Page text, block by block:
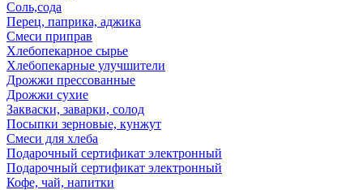
Соль,сода
Перец, паприка, аджика
Смеси приправ
Хлебопекарное сырье
Хлебопекарные улучшители
Дрожжи прессованные
Дрожжи сухие
Закваски, заварки, солод
Посыпки зерновые, кунжут
Смеси для хлеба
Подарочный сертификат электронный
Подарочный сертификат электронный
Кофе, чай, напитки